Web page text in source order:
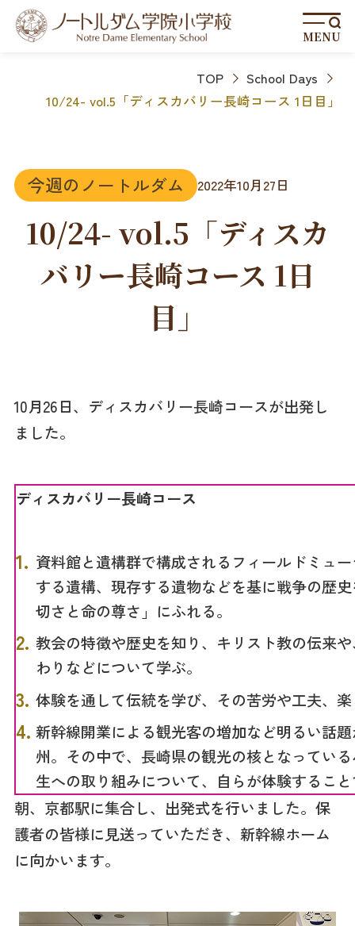
MENU
TOP
School Days
10/24- vol.5「ディスカバリー長崎コース 1日目」
今週のノートルダム 2022年10月27日
10/24- vol.5「ディスカ
バリー長崎コース 1日
目」
10月26日、ディスカバリー長崎コースが出発し
ました。
ディスカバリー長崎コース
資料館と遺構群で構成されるフィールドミュ
する遺構、現存する遺物などを基に戦争の歴
切さと命の尊さ」にふれる。
教会の特徴や歴史を知り、キリスト教の伝来
わりなどについて学ぶ。
体験を通して伝統を学び、その苦労や工夫、
新幹線開業による観光客の増加など明るい話
州。その中で、長崎県の観光の核となってい
生への取り組みについて、自らが体験するこ
朝、京都駅に集合し、出発式を行いました。保
護者の皆様に見送っていただき、新幹線ホーム
に向かいます。